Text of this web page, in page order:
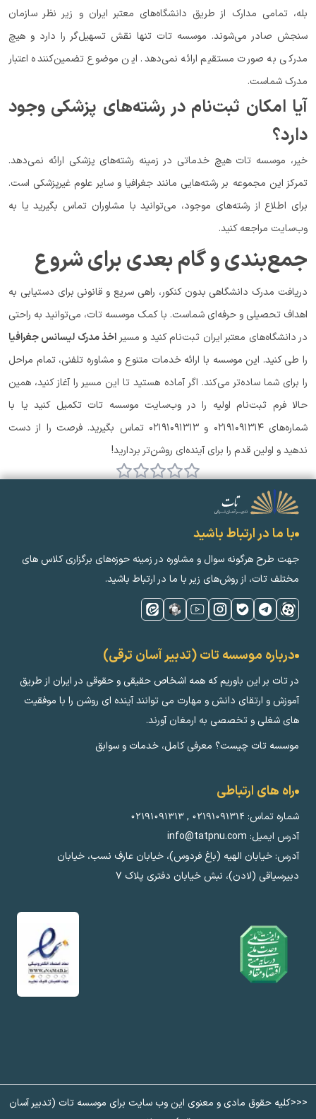
بله، تمامی مدارک از طریق دانشگاه‌های معتبر ایران و زیر نظر سازمان
سنجش صادر می‌شوند. موسسه تات تنها نقش تسهیل‌گر را دارد و هیچ
مدرکی به صورت مستقیم ارائه نمی‌دهد. این موضوع تضمین‌کننده اعتبار
مدرک شماست.
آیا امکان ثبت‌نام در رشته‌های پزشکی وجود
دارد؟
خیر، موسسه تات هیچ خدماتی در زمینه رشته‌های پزشکی ارائه نمی‌دهد.
تمرکز این مجموعه بر رشته‌هایی مانند جغرافیا و سایر علوم غیرپزشکی است.
برای اطلاع از رشته‌های موجود، می‌توانید با مشاوران تماس بگیرید یا به
وب‌سایت مراجعه کنید.
جمع‌بندی و گام بعدی برای شروع
دریافت مدرک دانشگاهی بدون کنکور، راهی سریع و قانونی برای دستیابی به
اهداف تحصیلی و حرفه‌ای شماست. با کمک موسسه تات، می‌توانید به راحتی
در دانشگاه‌های معتبر ایران ثبت‌نام کنید و مسیراخذ مدرک لیسانس جغرافیا
را طی کنید. این موسسه با ارائه خدمات متنوع و مشاوره تلفنی، تمام مراحل
را برای شما ساده‌تر می‌کند. اگر آماده هستید تا این مسیر را آغاز کنید، همین
حالا فرم ثبت‌نام اولیه را در وب‌سایت موسسه تات تکمیل کنید یا با
شماره‌های ۰۲۱۹۱۰۹۱۳۱۴ و ۰۲۱۹۱۰۹۱۳۱۳ تماس بگیرید. فرصت را از دست
ندهید و اولین قدم را برای آینده‌ای روشن‌تر بردارید!
با ما در ارتباط باشید
جهت طرح هرگونه سوال و مشاوره در زمینه‌ حوزه‌های برگزاری کلاس ‌های
مختلف تات، از روش‌های زیر با ما در ارتباط باشید.
درباره موسسه تات (تدبیر آسان ترقی)
در تات بر این باوریم که همه اشخاص حقیقی و حقوقی در ایران از طریق
آموزش و ارتقای دانش و مهارت می توانند آینده ای روشن را با موفقیت
های شغلی و تخصصی به ارمغان آورند.
موسسه تات چیست؟ معرفی کامل، خدمات و سوابق
راه های ارتباطی
شماره تماس: ۰۲۱۹۱۰۹۱۳۱۴ ,۰۲۱۹۱۰۹۱۳۱۳
آدرس ایمیل: info@tatpnu.com
آدرس: خیابان الهيه (باغ فردوس)، خیابان عارف نسب، خیابان
دبیرسیاقی (لادن)، نبش خیابان دفتری پلاک ٧
<<<کلیه حقوق مادی و معنوی این وب سایت برای موسسه تات (تدبیر آسان